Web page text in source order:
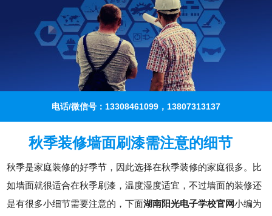
电话/微信号：13308461099，13807313137
秋季装修墙面刷漆需注意的细节
秋季是家庭装修的好季节，因此选择在秋季装修的家庭很多。比
如墙面就很适合在秋季刷漆，温度湿度适宜，不过墙面的装修还
是有很多小细节需要注意的，下面湖南阳光电子学校官网小编为